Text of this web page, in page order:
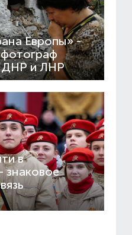
Европы» -
ДНР и ЛНР
в
знаковое